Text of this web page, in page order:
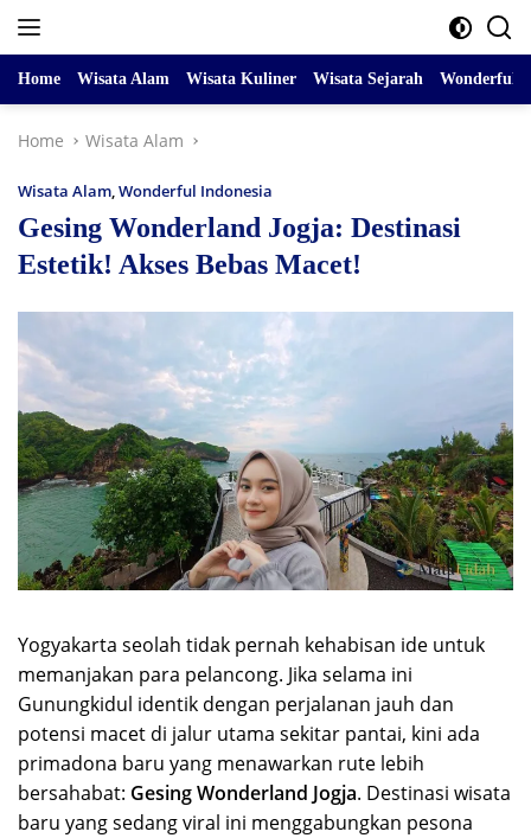
Home Wisata Alam Wisata Kuliner Wisata Sejarah Wonderful
Home Wisata Alam
Wisata Alam,Wonderful Indonesia
Gesing Wonderland Jogja: Destinasi
Estetik! Akses Bebas Macet!
Yogyakarta seolah tidak pernah kehabisan ide untuk
memanjakan para pelancong. Jika selama ini
Gunungkidul identik dengan perjalanan jauh dan
potensi macet di jalur utama sekitar pantai, kini ada
primadona baru yang menawarkan rute lebih
bersahabat: Gesing Wonderland Jogja. Destinasi wisata
baru yang sedang viral ini menggabungkan pesona